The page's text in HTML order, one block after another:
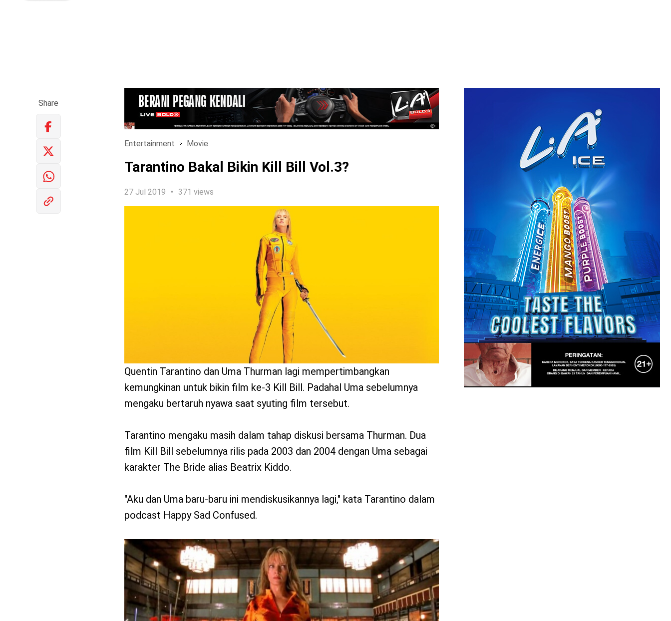
LOGIN
Share
Entertainment Movie
Tarantino Bakal Bikin Kill Bill Vol.3?
27 Jul 2019 371 views
Quentin Tarantino dan Uma Thurman lagi mempertimbangkan
kemungkinan untuk bikin film ke-3 Kill Bill. Padahal Uma sebelumnya
mengaku bertaruh nyawa saat syuting film tersebut.
Tarantino mengaku masih dalam tahap diskusi bersama Thurman. Dua
film Kill Bill sebelumnya rilis pada 2003 dan 2004 dengan Uma sebagai
karakter The Bride alias Beatrix Kiddo.
"Aku dan Uma baru-baru ini mendiskusikannya lagi," kata Tarantino dalam
podcast Happy Sad Confused.